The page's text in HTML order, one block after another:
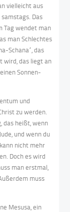
vielleicht aus
Das
Tag wendet man
man Schlechtes
Schana“, das
wird, das liegt an
Sonnen-
und
zu werden.
das heißt, wenn
und wenn du
nicht mehr
Doch es wird
man erstmal,
muss
Mesusa, ein